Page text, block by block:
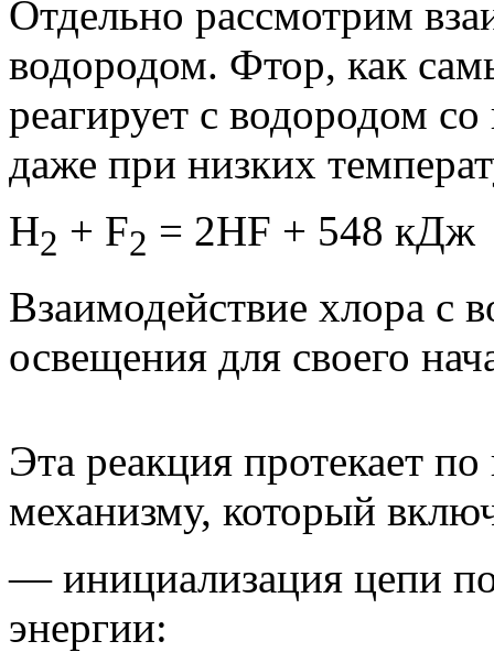
Отдельно рассмотрим
водородом. Фтор, как
реагирует с водородом
даже при низких
Н2 + F2 = 2HF + 548 кДж
Взаимодействие хлора с
освещения для своего
Эта реакция протекает
механизму, который
— инициализация цепи
энергии: